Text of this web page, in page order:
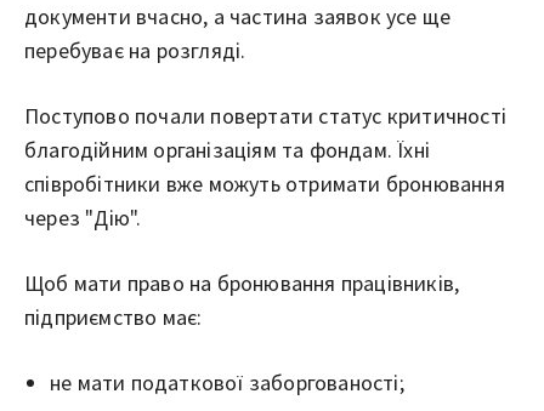
документи вчасно, а частина заявок усе ще
перебуває на розгляді.
Поступово почали повертати статус критичності
благодійним організаціям та фондам. Їхні
співробітники вже можуть отримати бронювання
через "Дію".
Щоб мати право на бронювання працівників,
підприємство має:
не мати податкової заборгованості;